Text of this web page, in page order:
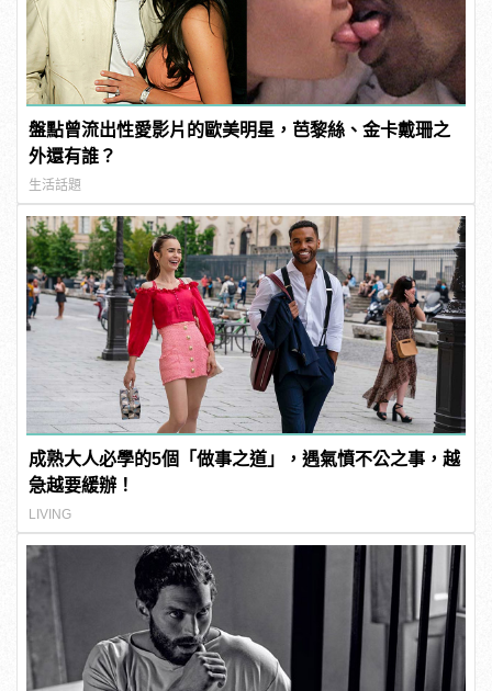
盤點曾流出性愛影片的歐美明星，芭黎絲、金卡戴珊之
外還有誰？
生活話題
成熟大人必學的5個「做事之道」，遇氣憤不公之事，越
急越要緩辦！
LIVING